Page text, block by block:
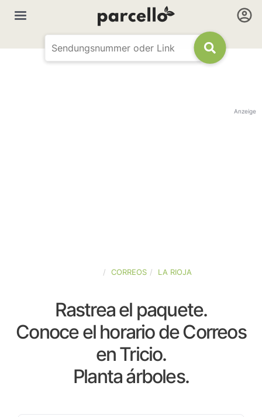
Anzeige
CORREOS LA RIOJA
Rastrea el paquete.
Conoce el horario de Correos
en Tricio.
Planta árboles.